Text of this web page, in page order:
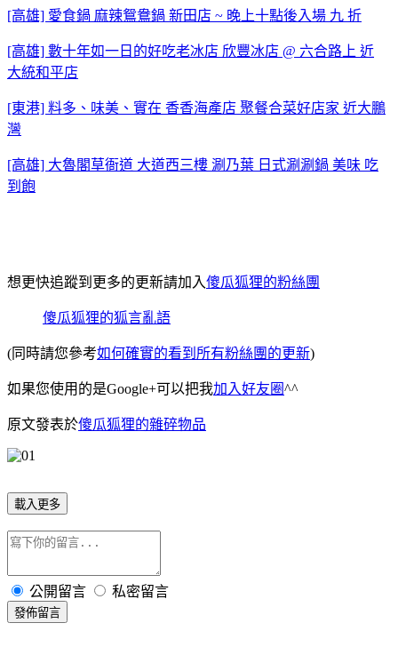
[高雄] 愛食鍋 麻辣鴛鴦鍋 新田店 ~ 晚上十點後入場 九 折
[高雄] 數十年如一日的好吃老冰店 欣豐冰店 @ 六合路上 近
大統和平店
[東港] 料多、味美、實在 香香海產店 聚餐合菜好店家 近大鵬
灣
[高雄] 大魯閣草衙道 大道西三樓 涮乃葉 日式涮涮鍋 美味 吃
到飽
想更快追蹤到更多的更新請加入傻瓜狐狸的粉絲團
傻瓜狐狸的狐言亂語
(同時請您參考如何確實的看到所有粉絲團的更新)
如果您使用的是Google+可以把我加入好友圈^^
原文發表於傻瓜狐狸的雜碎物品
載入更多
公開留言 私密留言
發佈留言